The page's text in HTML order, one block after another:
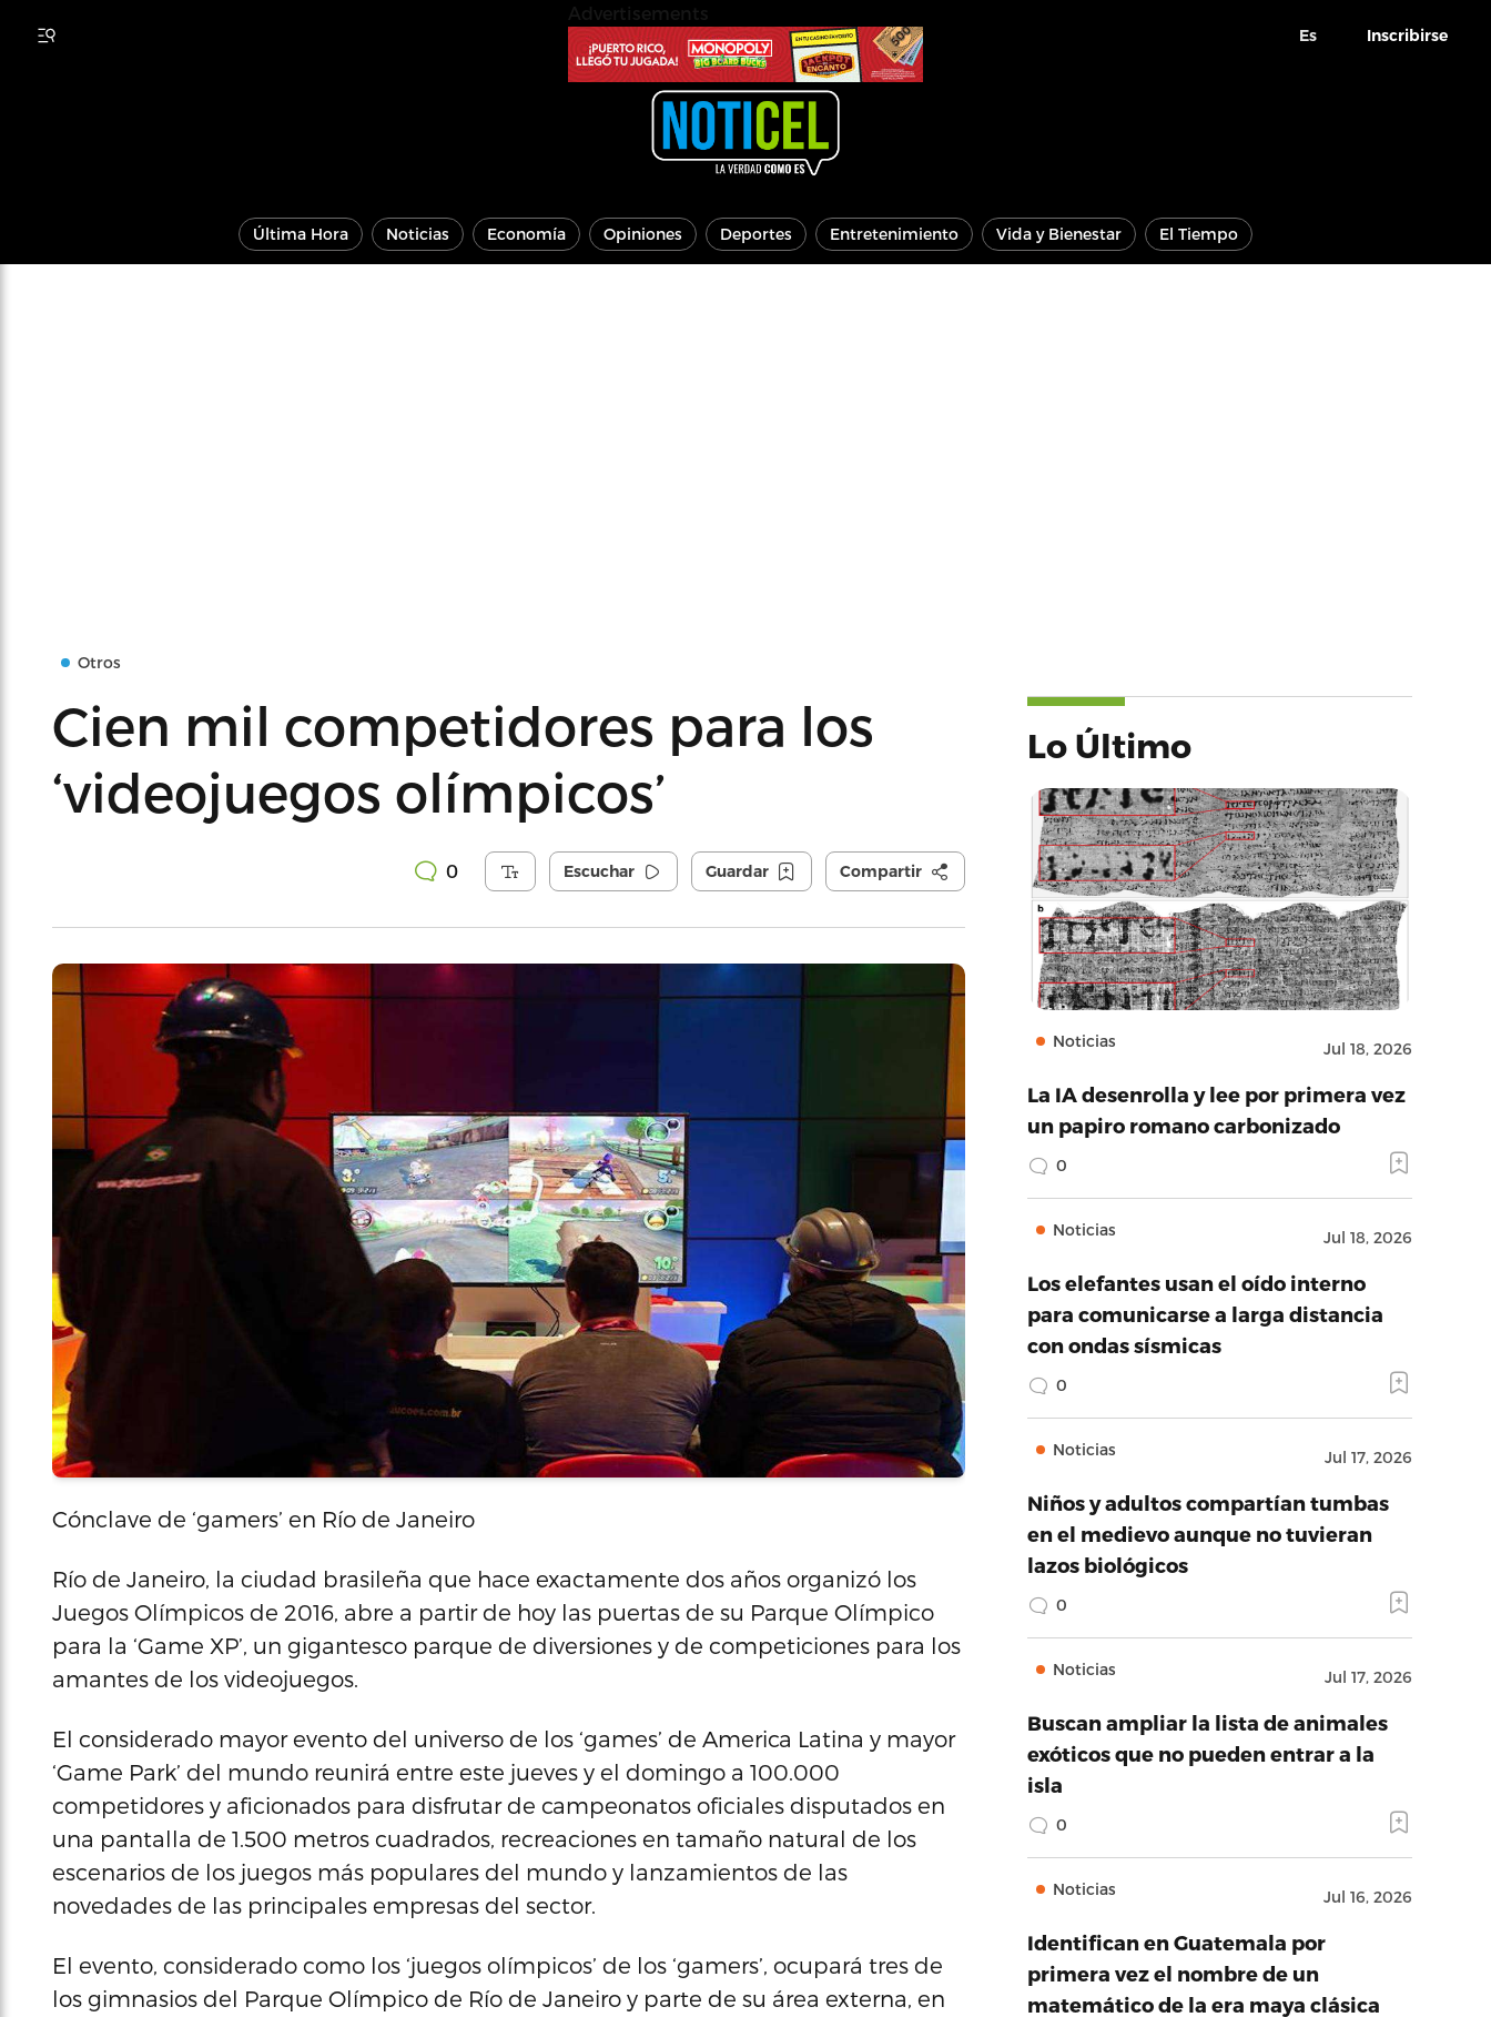
Es Inscribirse
Última Hora Noticias Economía Opiniones Deportes Entretenimiento Vida y Bienestar El Tiempo
Otros
Cien mil competidores para los
‘videojuegos olímpicos’
0 Escuchar Guardar Compartir
Cónclave de ‘gamers’ en Río de Janeiro
Río de Janeiro, la ciudad brasileña que hace exactamente dos años organizó los
Juegos Olímpicos de 2016, abre a partir de hoy las puertas de su Parque Olímpico
para la ‘Game XP’, un gigantesco parque de diversiones y de competiciones para los
amantes de los videojuegos.
El considerado mayor evento del universo de los ‘games’ de America Latina y mayor
‘Game Park’ del mundo reunirá entre este jueves y el domingo a 100.000
competidores y aficionados para disfrutar de campeonatos oficiales disputados en
una pantalla de 1.500 metros cuadrados, recreaciones en tamaño natural de los
escenarios de los juegos más populares del mundo y lanzamientos de las
novedades de las principales empresas del sector.
El evento, considerado como los ‘juegos olímpicos’ de los ‘gamers’, ocupará tres de
los gimnasios del Parque Olímpico de Río de Janeiro y parte de su área externa, en
Lo Último
Noticias Jul 18, 2026
La IA desenrolla y lee por primera vez
un papiro romano carbonizado
0
Noticias Jul 18, 2026
Los elefantes usan el oído interno
para comunicarse a larga distancia
con ondas sísmicas
0
Noticias Jul 17, 2026
Niños y adultos compartían tumbas
en el medievo aunque no tuvieran
lazos biológicos
0
Noticias Jul 17, 2026
Buscan ampliar la lista de animales
exóticos que no pueden entrar a la
isla
0
Noticias Jul 16, 2026
Identifican en Guatemala por
primera vez el nombre de un
matemático de la era maya clásica